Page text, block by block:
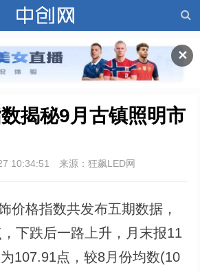
✕
揭秘9月古镇照明市
10:34:51 来源：狂飙LED网
格指数共发布五期数据，
下跌后一路上升，月末报11
107.91点，较8月份均数(10